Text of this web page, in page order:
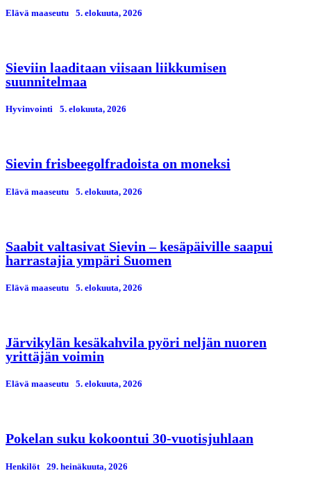
Elävä maaseutu 5. elokuuta, 2026
Sieviin laaditaan viisaan liikkumisen
suunnitelmaa
Hyvinvointi 5. elokuuta, 2026
Sievin frisbeegolfradoista on moneksi
Elävä maaseutu 5. elokuuta, 2026
Saabit valtasivat Sievin – kesäpäiville saapui
harrastajia ympäri Suomen
Elävä maaseutu 5. elokuuta, 2026
Järvikylän kesäkahvila pyöri neljän nuoren
yrittäjän voimin
Elävä maaseutu 5. elokuuta, 2026
Pokelan suku kokoontui 30-vuotisjuhlaan
Henkilöt 29. heinäkuuta, 2026